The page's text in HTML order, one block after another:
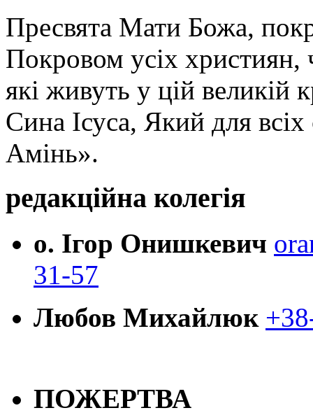
Пресвята Мати Божа,
Покровом усіх християн,
які живуть у цій великій
Сина Ісуса, Який для
Амінь».
редакційна колегія
о. Ігор Онишкевич
31-57
Любов Михайлюк
ПОЖЕРТВА